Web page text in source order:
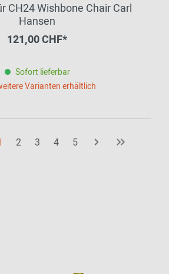
CH24 Wishbone Chair Carl
Hansen
121,00 CHF*
Sofort lieferbar
Varianten erhältlich
2 3 4 5